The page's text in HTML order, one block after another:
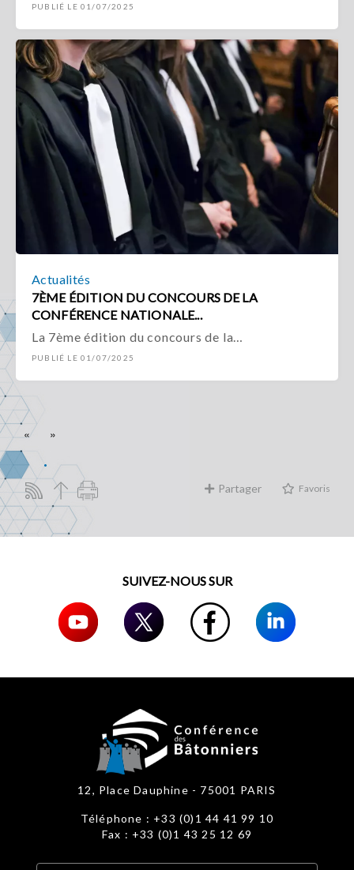
PUBLIÉ LE 01/07/2025
Actualités
7ÈME ÉDITION DU CONCOURS DE LA
CONFÉRENCE NATIONALE...
La 7ème édition du concours de la…
PUBLIÉ LE 01/07/2025
« »
Partager Favoris
SUIVEZ-NOUS SUR
12, Place Dauphine - 75001 PARIS
Téléphone : +33 (0)1 44 41 99 10
Fax : +33 (0)1 43 25 12 69